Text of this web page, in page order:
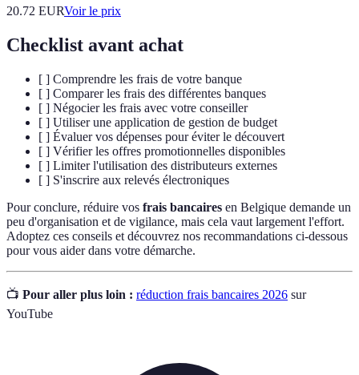
20.72 EURVoir le prix
Checklist avant achat
[ ] Comprendre les frais de votre banque
[ ] Comparer les frais des différentes banques
[ ] Négocier les frais avec votre conseiller
[ ] Utiliser une application de gestion de budget
[ ] Évaluer vos dépenses pour éviter le découvert
[ ] Vérifier les offres promotionnelles disponibles
[ ] Limiter l'utilisation des distributeurs externes
[ ] S'inscrire aux relevés électroniques
Pour conclure, réduire vos frais bancaires en Belgique demande un
peu d'organisation et de vigilance, mais cela vaut largement l'effort.
Adoptez ces conseils et découvrez nos recommandations ci-dessous
pour vous aider dans votre démarche.
📺 Pour aller plus loin : réduction frais bancaires 2026 sur
YouTube